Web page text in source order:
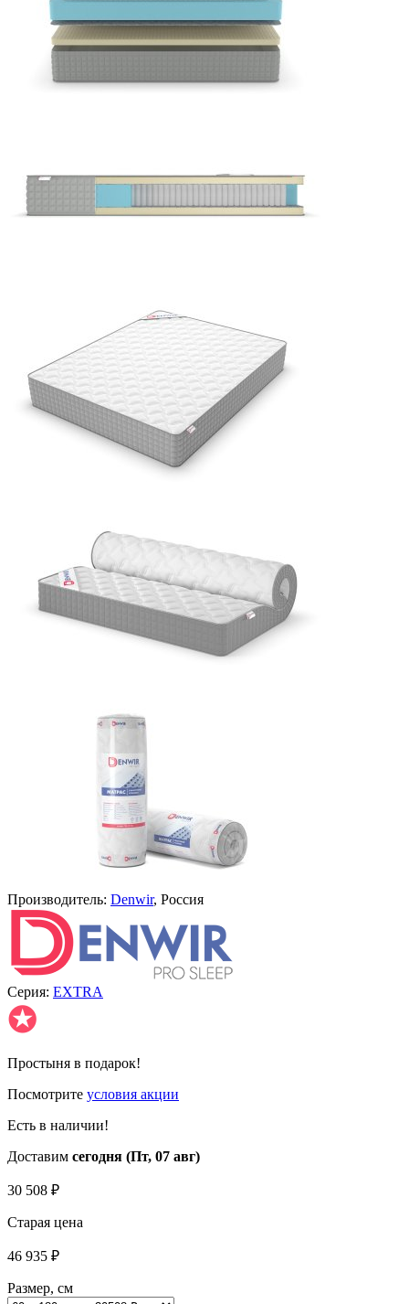
Производитель: Denwir, Россия
Серия: EXTRA
✪
Простыня в подарок!
Посмотрите условия акции
Есть в наличии!
Доставим сегодня (Пт, 07 авг)
30 508 ₽
Старая цена
46 935 ₽
Размер, см